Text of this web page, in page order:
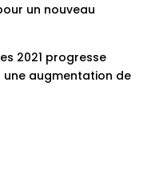
un nouveau
2021 progresse
une augmentation de